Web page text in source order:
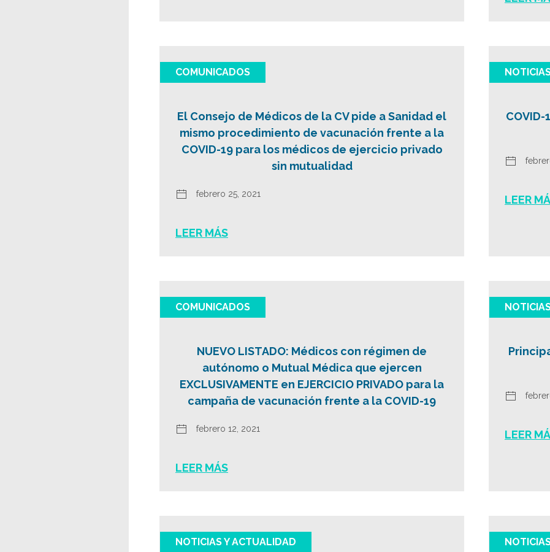
COMUNICADOS
El Consejo de Médicos de la CV pide a Sanidad el
mismo procedimiento de vacunación frente a la
COVID-19 para los médicos de ejercicio privado
sin mutualidad
febrero 25, 2021
LEER MÁS
LEER
COMUNICADOS
NUEVO LISTADO: Médicos con régimen de
autónomo o Mutual Médica que ejercen
EXCLUSIVAMENTE en EJERCICIO PRIVADO para la
campaña de vacunación frente a la COVID-19
febrero 12, 2021
LEER MÁS
LEER
NOTICIAS Y ACTUALIDAD